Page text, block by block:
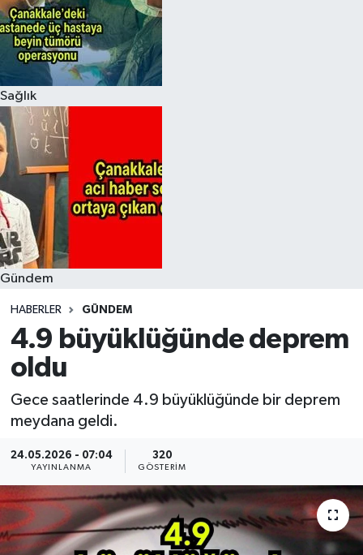
Sağlık
Gündem
HABERLER GÜNDEM
4.9 büyüklüğünde deprem
oldu
Gece saatlerinde 4.9 büyüklüğünde bir deprem
meydana geldi.
24.05.2026 - 07:04
YAYINLANMA
320
GÖSTERIM